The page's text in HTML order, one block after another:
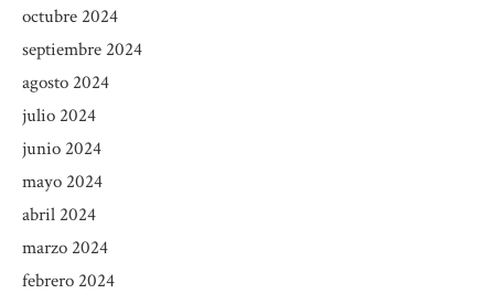
octubre 2024
septiembre 2024
agosto 2024
julio 2024
junio 2024
mayo 2024
abril 2024
marzo 2024
febrero 2024